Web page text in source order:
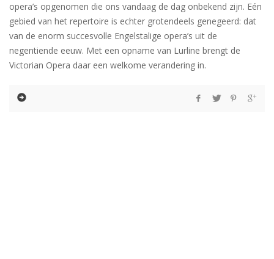
opera’s opgenomen die ons vandaag de dag onbekend zijn. Eén
gebied van het repertoire is echter grotendeels genegeerd: dat
van de enorm succesvolle Engelstalige opera’s uit de
negentiende eeuw. Met een opname van Lurline brengt de
Victorian Opera daar een welkome verandering in.